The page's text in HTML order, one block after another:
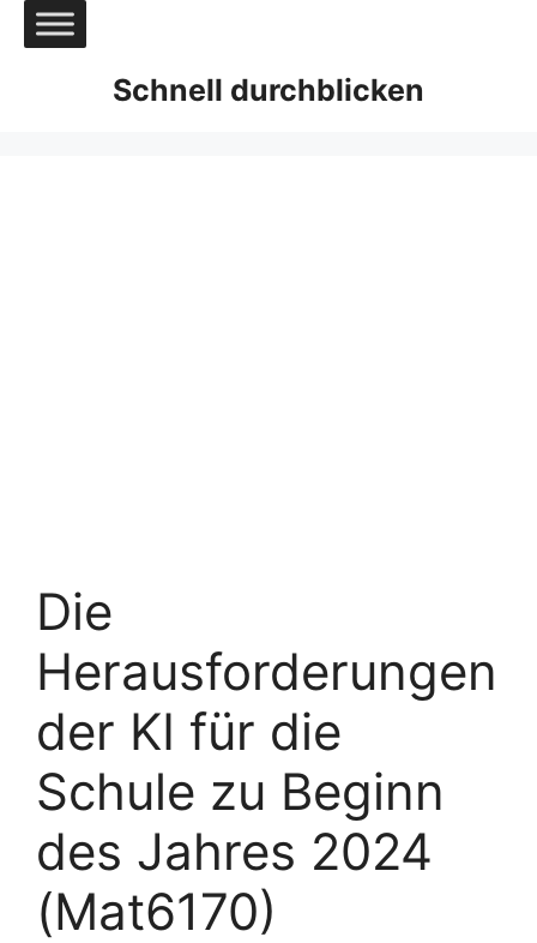
Zum
Inhalt
Schnell durchblicken
Die
Herausforderungen
der KI für die
Schule zu Beginn
des Jahres 2024
(Mat6170)